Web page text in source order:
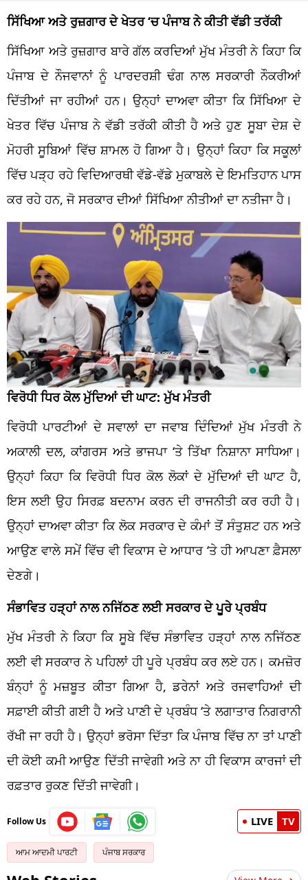
ਸਿੱਖਿਆ ਅਤੇ ਰੁਜ਼ਗਾਰ ਦੇ ਖੇਤਰ ‘ਚ ਪੰਜਾਬ ਨੇ ਕੀਤੀ ਵੱਡੀ ਤਰੱਕੀ
ਸਿੱਖਿਆ ਅਤੇ ਰੁਜ਼ਗਾਰ ਬਾਰੇ ਗੱਲ ਕਰਦਿਆਂ ਮੁੱਖ ਮੰਤਰੀ ਨੇ ਕਿਹਾ ਕਿ
ਪੰਜਾਬ ਦੇ ਨੌਜਵਾਨਾਂ ਨੂੰ ਪਾਰਦਰਸ਼ੀ ਢੰਗ ਨਾਲ ਸਰਕਾਰੀ ਨੌਕਰੀਆਂ
ਦਿੱਤੀਆਂ ਜਾ ਰਹੀਆਂ ਹਨ। ਉਨ੍ਹਾਂ ਦਾਅਵਾ ਕੀਤਾ ਕਿ ਸਿੱਖਿਆ ਦੇ
ਖੇਤਰ ਵਿੱਚ ਪੰਜਾਬ ਨੇ ਵੱਡੀ ਤਰੱਕੀ ਕੀਤੀ ਹੈ ਅਤੇ ਹੁਣ ਸੂਬਾ ਦੇਸ਼ ਦੇ
ਮੋਹਰੀ ਸੂਬਿਆਂ ਵਿੱਚ ਸ਼ਾਮਲ ਹੋ ਗਿਆ ਹੈ। ਉਨ੍ਹਾਂ ਕਿਹਾ ਕਿ ਸਕੂਲਾਂ
ਵਿੱਚ ਪੜ੍ਹ ਰਹੇ ਵਿਦਿਆਰਥੀ ਵੱਡੇ-ਵੱਡੇ ਮੁਕਾਬਲੇ ਦੇ ਇਮਤਿਹਾਨ ਪਾਸ
ਕਰ ਰਹੇ ਹਨ, ਜੋ ਸਰਕਾਰ ਦੀਆਂ ਸਿੱਖਿਆ ਨੀਤੀਆਂ ਦਾ ਨਤੀਜਾ ਹੈ।
ਵਿਰੋਧੀ ਧਿਰ ਕੋਲ ਮੁੱਦਿਆਂ ਦੀ ਘਾਟ: ਮੁੱਖ ਮੰਤਰੀ
ਵਿਰੋਧੀ ਪਾਰਟੀਆਂ ਦੇ ਸਵਾਲਾਂ ਦਾ ਜਵਾਬ ਦਿੰਦਿਆਂ ਮੁੱਖ ਮੰਤਰੀ ਨੇ
ਅਕਾਲੀ ਦਲ, ਕਾਂਗਰਸ ਅਤੇ ਭਾਜਪਾ ‘ਤੇ ਤਿੱਖਾ ਨਿਸ਼ਾਨਾ ਸਾਧਿਆ।
ਉਨ੍ਹਾਂ ਕਿਹਾ ਕਿ ਵਿਰੋਧੀ ਧਿਰ ਕੋਲ ਲੋਕਾਂ ਦੇ ਮੁੱਦਿਆਂ ਦੀ ਘਾਟ ਹੈ,
ਇਸ ਲਈ ਉਹ ਸਿਰਫ਼ ਬਦਨਾਮ ਕਰਨ ਦੀ ਰਾਜਨੀਤੀ ਕਰ ਰਹੀ ਹੈ।
ਉਨ੍ਹਾਂ ਦਾਅਵਾ ਕੀਤਾ ਕਿ ਲੋਕ ਸਰਕਾਰ ਦੇ ਕੰਮਾਂ ਤੋਂ ਸੰਤੁਸ਼ਟ ਹਨ ਅਤੇ
ਆਉਣ ਵਾਲੇ ਸਮੇਂ ਵਿੱਚ ਵੀ ਵਿਕਾਸ ਦੇ ਆਧਾਰ ‘ਤੇ ਹੀ ਆਪਣਾ ਫ਼ੈਸਲਾ
ਦੇਣਗੇ।
ਸੰਭਾਵਿਤ ਹੜ੍ਹਾਂ ਨਾਲ ਨਜਿੱਠਣ ਲਈ ਸਰਕਾਰ ਦੇ ਪੂਰੇ ਪ੍ਰਬੰਧ
ਮੁੱਖ ਮੰਤਰੀ ਨੇ ਕਿਹਾ ਕਿ ਸੂਬੇ ਵਿੱਚ ਸੰਭਾਵਿਤ ਹੜ੍ਹਾਂ ਨਾਲ ਨਜਿੱਠਣ
ਲਈ ਵੀ ਸਰਕਾਰ ਨੇ ਪਹਿਲਾਂ ਹੀ ਪੂਰੇ ਪ੍ਰਬੰਧ ਕਰ ਲਏ ਹਨ। ਕਮਜ਼ੋਰ
ਬੰਨ੍ਹਾਂ ਨੂੰ ਮਜ਼ਬੂਤ ਕੀਤਾ ਗਿਆ ਹੈ, ਡਰੇਨਾਂ ਅਤੇ ਰਜਵਾਹਿਆਂ ਦੀ
ਸਫ਼ਾਈ ਕੀਤੀ ਗਈ ਹੈ ਅਤੇ ਪਾਣੀ ਦੇ ਪ੍ਰਬੰਧ ‘ਤੇ ਲਗਾਤਾਰ ਨਿਗਰਾਨੀ
ਰੱਖੀ ਜਾ ਰਹੀ ਹੈ। ਉਨ੍ਹਾਂ ਭਰੋਸਾ ਦਿੱਤਾ ਕਿ ਪੰਜਾਬ ਵਿੱਚ ਨਾ ਤਾਂ ਪਾਣੀ
ਦੀ ਕੋਈ ਕਮੀ ਆਉਣ ਦਿੱਤੀ ਜਾਵੇਗੀ ਅਤੇ ਨਾ ਹੀ ਵਿਕਾਸ ਕਾਰਜਾਂ ਦੀ
ਰਫ਼ਤਾਰ ਰੁਕਣ ਦਿੱਤੀ ਜਾਵੇਗੀ।
Follow Us LIVE TV
ਆਮ ਆਦਮੀ ਪਾਰਟੀ ਪੰਜਾਬ ਸਰਕਾਰ